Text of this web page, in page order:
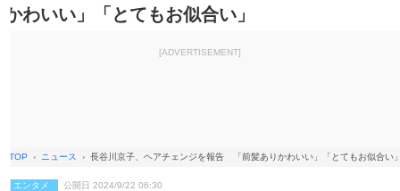
かわいい」「とてもお似合い」
[ADVERTISEMENT]
TOP ニュース 長谷川京子、ヘアチェンジを報告 「前髪ありかわいい」「とてもお似合い
エンタメ 公開日 2024/9/22 06:30